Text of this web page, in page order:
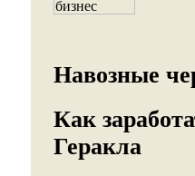
Навозные
Как
Геракла